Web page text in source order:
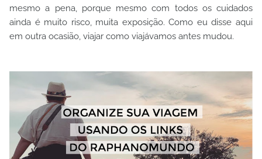
mesmo a pena, porque mesmo com todos os cuidados
ainda é muito risco, muita exposição. Como eu disse aqui
em outra ocasião, viajar como viajávamos antes mudou.